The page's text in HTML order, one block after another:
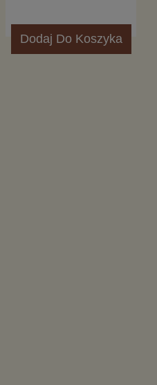
Dodaj Do Koszyka